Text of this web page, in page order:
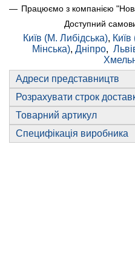
Працюємо з компанією
Доступний
Київ (М. Либідська),
Мінська), Дніпро,
Адреси представництв
Розрахувати строк
Товарний артикул
Специфікація виробника